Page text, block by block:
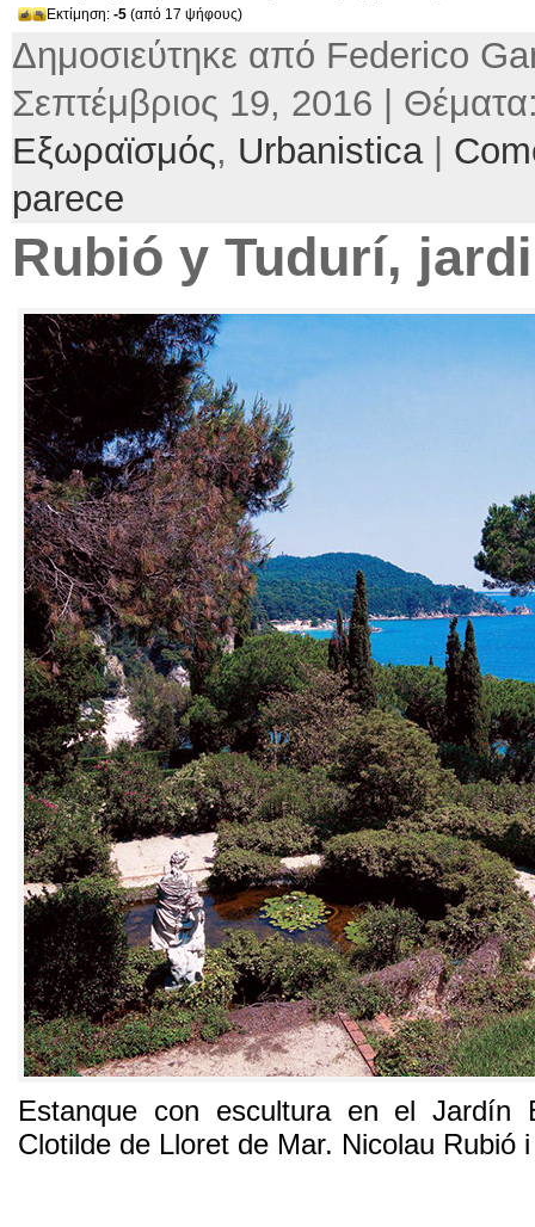
Εκτίμηση: -5 (από 17 ψήφους)
Δημοσιεύτηκε από Federico
Σεπτέμβριος 19, 2016 |
Εξωραϊσμός, Urbanistica|
parece
Rubió y Tudurí,
Estanque con escultura en el Jardín
Clotilde de Lloret de Mar. Nicolau Rubió